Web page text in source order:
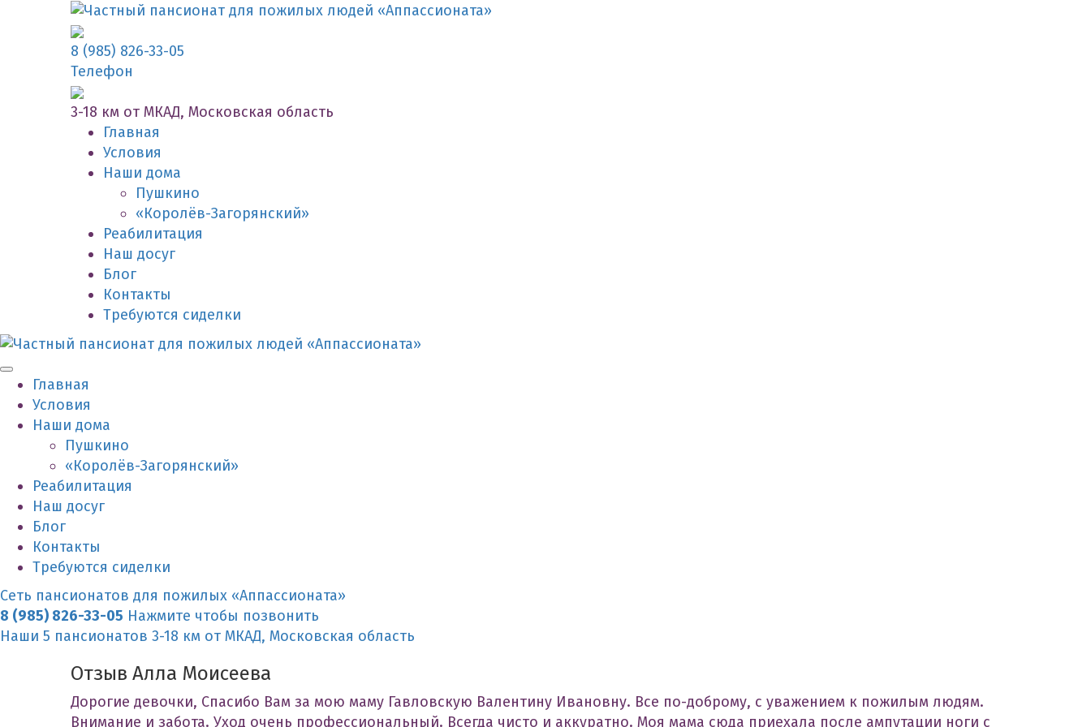
8 (985) 826-33-05
Телефон
3-18 км от МКАД, Московская область
Главная
Условия
Наши дома
Пушкино
«Королёв-Загорянский»
Реабилитация
Наш досуг
Блог
Контакты
Требуются сиделки
Главная
Условия
Наши дома
Пушкино
«Королёв-Загорянский»
Реабилитация
Наш досуг
Блог
Контакты
Требуются сиделки
Сеть пансионатов для пожилых «Аппассионата»
8 (985) 826-33-05 Нажмите чтобы позвонить
Наши 5 пансионатов 3-18 км от МКАД, Московская область
Отзыв Алла Моисеева
Дорогие девочки, Спасибо Вам за мою маму Гавловскую Валентину Ивановну. Все по-доброму, с уважением к пожилым людям.
Внимание и забота. Уход очень профессиональный. Всегда чисто и аккуратно. Моя мама сюда приехала после ампутации ноги с